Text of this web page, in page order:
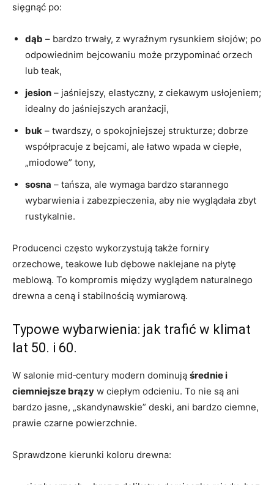
sięgnąć po:
dąb – bardzo trwały, z wyraźnym rysunkiem słojów; po
odpowiednim bejcowaniu może przypominać orzech
lub teak,
jesion – jaśniejszy, elastyczny, z ciekawym usłojeniem;
idealny do jaśniejszych aranżacji,
buk – twardszy, o spokojniejszej strukturze; dobrze
współpracuje z bejcami, ale łatwo wpada w ciepłe,
„miodowe” tony,
sosna – tańsza, ale wymaga bardzo starannego
wybarwienia i zabezpieczenia, aby nie wyglądała zbyt
rustykalnie.
Producenci często wykorzystują także forniry
orzechowe, teakowe lub dębowe naklejane na płytę
meblową. To kompromis między wyglądem naturalnego
drewna a ceną i stabilnością wymiarową.
Typowe wybarwienia: jak trafić w klimat
lat 50. i 60.
W salonie mid‑century modern dominują średnie i
ciemniejsze brązy w ciepłym odcieniu. To nie są ani
bardzo jasne, „skandynawskie” deski, ani bardzo ciemne,
prawie czarne powierzchnie.
Sprawdzone kierunki koloru drewna: